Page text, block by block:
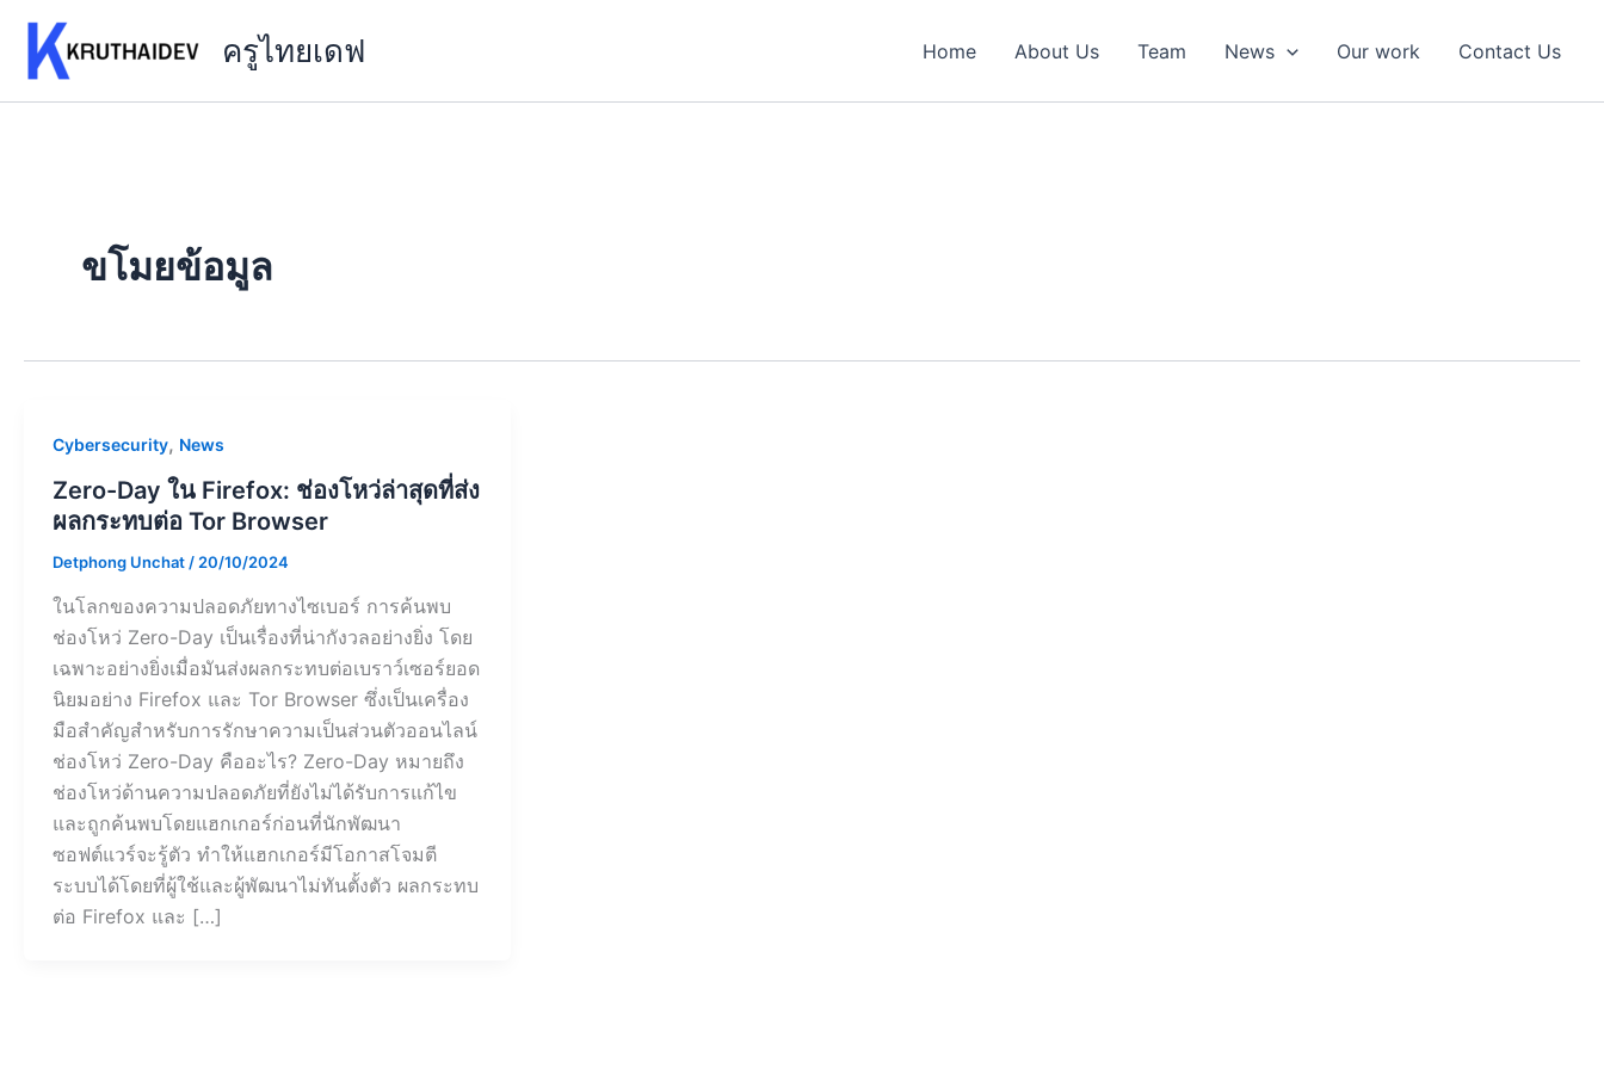
content
ครูไทยเดฟ Home About Us Team News Our work Contact Us
ขโมยข้อมูล
Cybersecurity, News
Zero-Day ใน Firefox: ช่องโหว่ล่าสุดที่ส่ง
ผลกระทบต่อ Tor Browser
Detphong Unchat / 20/10/2024
ในโลกของความปลอดภัยทางไซเบอร์ การค้นพบ
ช่องโหว่ Zero-Day เป็นเรื่องที่น่ากังวลอย่างยิ่ง โดย
เฉพาะอย่างยิ่งเมื่อมันส่งผลกระทบต่อเบราว์เซอร์ยอด
นิยมอย่าง Firefox และ Tor Browser ซึ่งเป็นเครื่อง
มือสำคัญสำหรับการรักษาความเป็นส่วนตัวออนไลน์
ช่องโหว่ Zero-Day คืออะไร? Zero-Day หมายถึง
ช่องโหว่ด้านความปลอดภัยที่ยังไม่ได้รับการแก้ไข
และถูกค้นพบโดยแฮกเกอร์ก่อนที่นักพัฒนา
ซอฟต์แวร์จะรู้ตัว ทำให้แฮกเกอร์มีโอกาสโจมตี
ระบบได้โดยที่ผู้ใช้และผู้พัฒนาไม่ทันตั้งตัว ผลกระทบ
ต่อ Firefox และ […]